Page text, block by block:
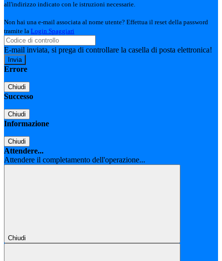
all'indirizzo indicato con le istruzioni necessarie.
Non hai una e-mail associata al nome utente? Effettua il reset della password
tramite la Login Spaggiari
E-mail inviata, si prega di controllare la casella di posta elettronica!
Errore
Chiudi
Successo
Chiudi
Informazione
Chiudi
Attendere...
Attendere il completamento dell'operazione...
Chiudi